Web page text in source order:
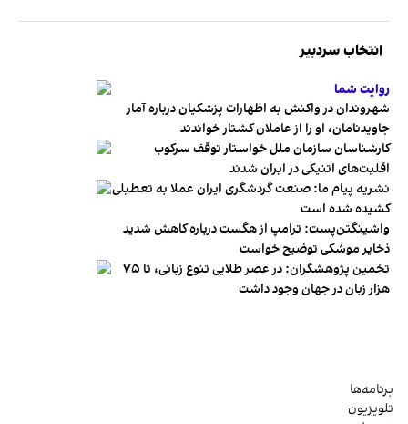
انتخاب سردبیر
روایت شما
شهروندان در واکنش به اظهارات پزشکیان درباره آمار
جاویدنامان، او را از عاملان کشتار خواندند
کارشناسان سازمان ملل خواستار توقف سرکوب
اقلیت‌های اتنیکی در ایران شدند
نشریه پیام ما: صنعت گردشگری ایران عملا به تعطیلی
کشیده شده است
واشینگتن‌پست: ترامپ از هگست درباره کاهش شدید
ذخایر موشکی توضیح خواست
تخمین پژوهشگران: در عصر طلایی تنوع زبانی، تا ۷۵
هزار زبان در جهان وجود داشت
برنامه‌ها
تلویزیون